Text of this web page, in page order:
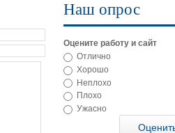
Наш опрос
Оцените работу и сайт
Отлично
Хорошо
Неплохо
Плохо
Ужасно